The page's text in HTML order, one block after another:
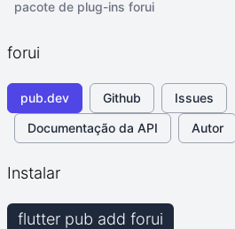
pacote de plug-ins forui
forui
pub.dev Github
Issues
Documentação da API
Autor
Instalar
flutter pub add forui